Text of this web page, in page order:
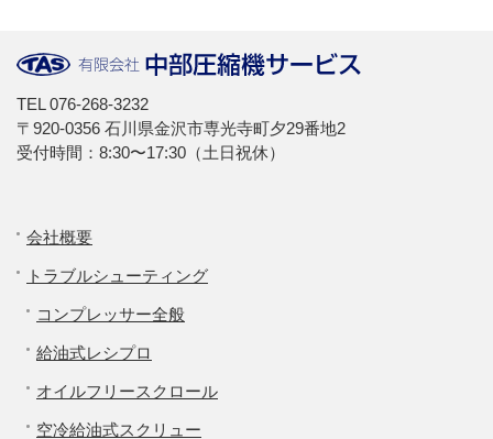
TEL 076-268-3232
〒920-0356 石川県金沢市専光寺町夕29番地2
受付時間：8:30〜17:30（土日祝休）
会社概要
トラブルシューティング
コンプレッサー全般
給油式レシプロ
オイルフリースクロール
空冷給油式スクリュー